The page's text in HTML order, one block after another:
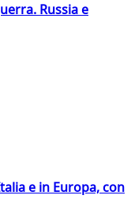
Russia e
e in Europa, con